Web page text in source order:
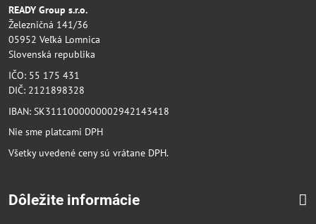
READY Group s.r.o.
Železničná 141/36
05952 Veľká Lomnica
Slovenská republika
IČO: 55 175 431
DIČ: 2121898328
IBAN: SK3111000000002942143418
Nie sme platcami DPH
Všetky uvedené ceny sú vrátane DPH.
Dôležite informácie